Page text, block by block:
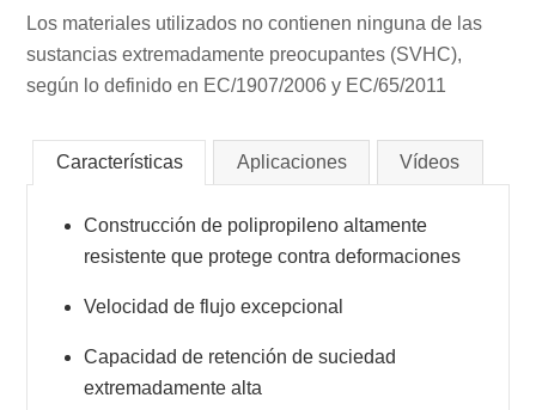
Los materiales utilizados no contienen ninguna de las
sustancias extremadamente preocupantes (SVHC),
según lo definido en EC/1907/2006 y EC/65/2011
Características Aplicaciones Vídeos
Construcción de polipropileno altamente
resistente que protege contra deformaciones
Velocidad de flujo excepcional
Capacidad de retención de suciedad
extremadamente alta